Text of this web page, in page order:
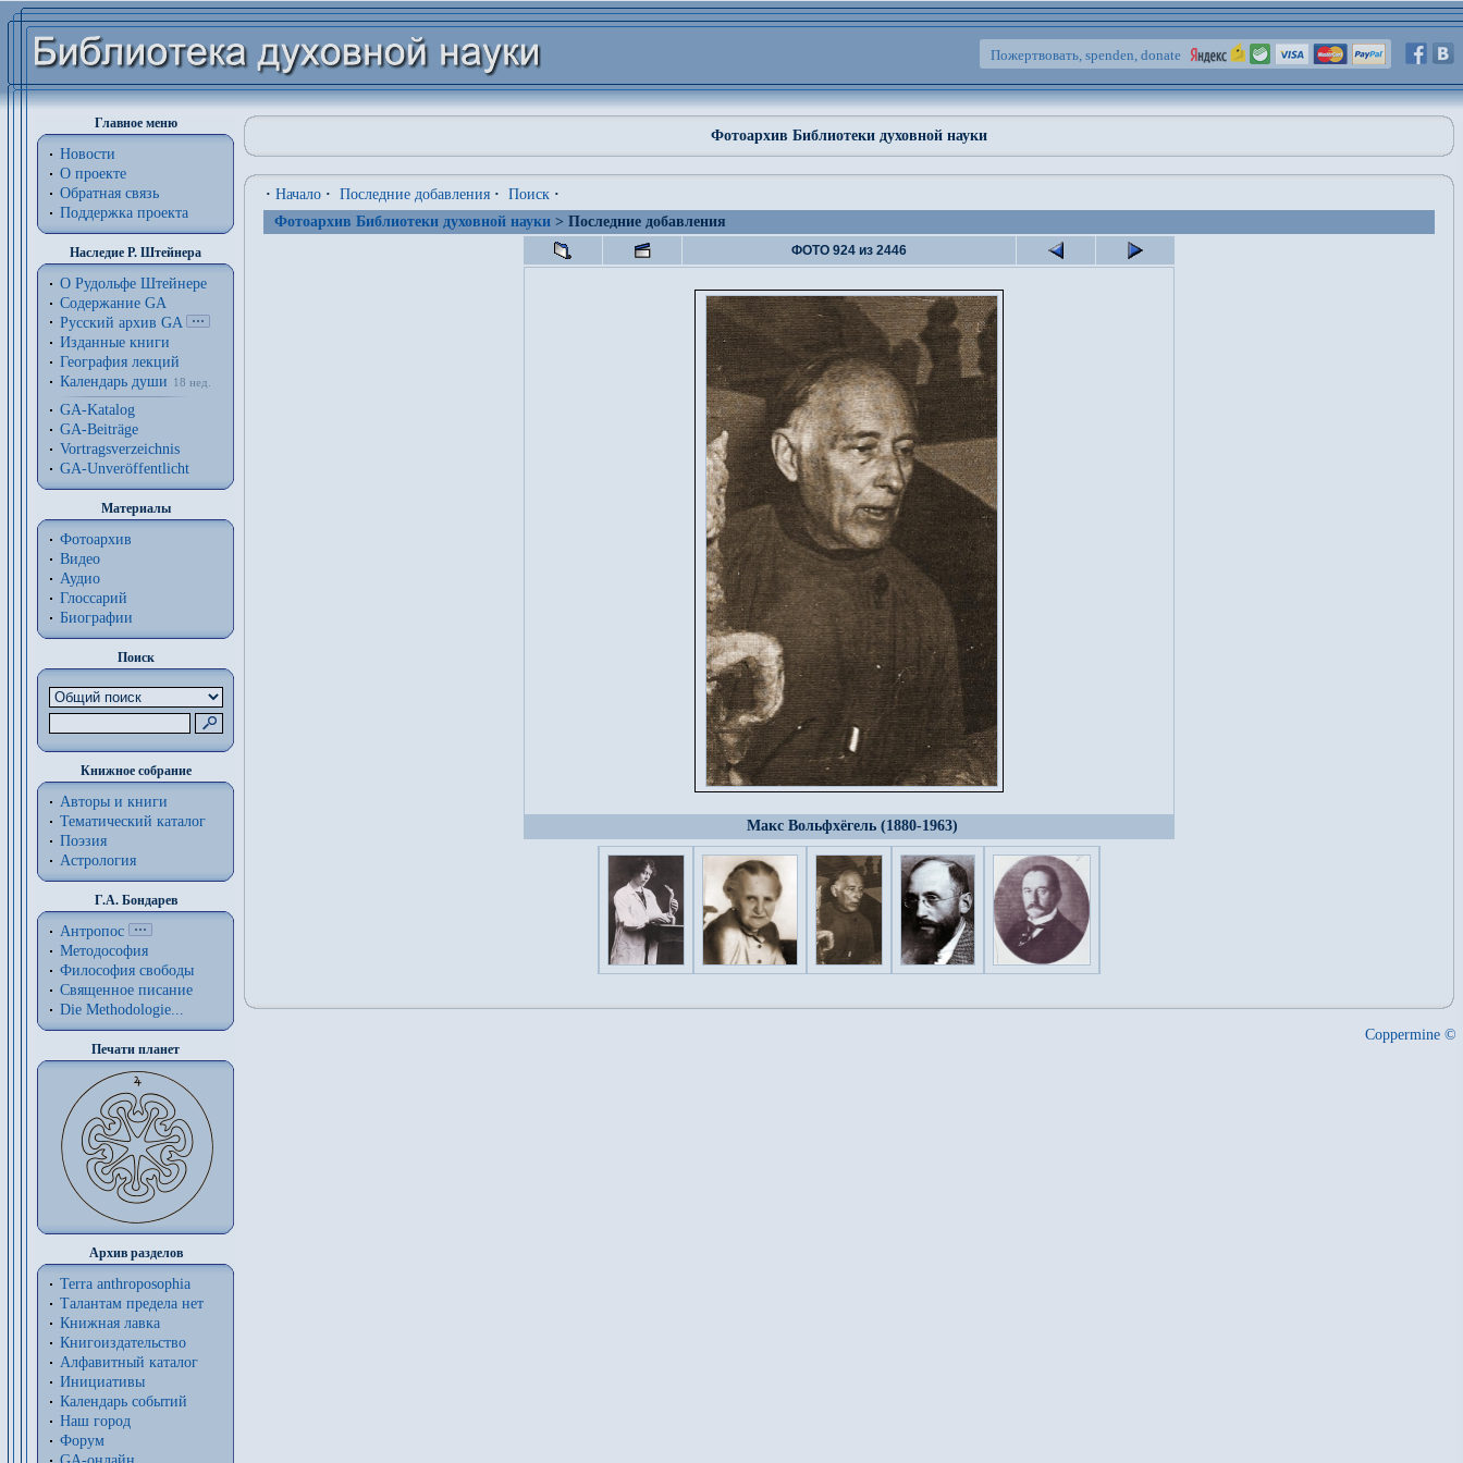
Пожертвовать, spenden, donate
Главное меню
Новости
О проекте
Обратная связь
Поддержка проекта
Наследие Р. Штейнера
О Рудольфе Штейнере
Содержание GA
Русский архив GA
Изданные книги
География лекций
Календарь души
18 нед.
GA-Katalog
GA-Beiträge
Vortragsverzeichnis
GA-Unveröffentlicht
Материалы
Фотоархив
Видео
Аудио
Глоссарий
Биографии
Поиск
Книжное собрание
Авторы и книги
Тематический каталог
Поэзия
Астрология
Г.А. Бондарев
Антропос
Методософия
Философия cвободы
Священное писание
Die Methodologie...
Печати планет
Архив разделов
Terra anthroposophia
Талантам предела нет
Книжная лавка
Книгоиздательство
Алфавитный каталог
Инициативы
Календарь событий
Наш город
Форум
Фотоархив Библиотеки духовной науки
· Начало · Последние добавления · Поиск ·
Фотоархив Библиотеки духовной науки > Последние добавления
ФОТО 924 из 2446
Макс Вольфхёгель (1880-1963)
Coppermine ©